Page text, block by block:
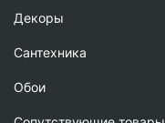
Декоры
Сантехника
Обои